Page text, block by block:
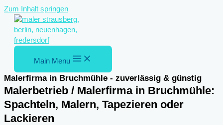
Zum Inhalt springen
Main Menu
Malerfirma in Bruchmühle - zuverlässig & günstig
Malerbetrieb / Malerfirma in Bruchmühle:
Spachteln, Malern, Tapezieren oder
Lackieren